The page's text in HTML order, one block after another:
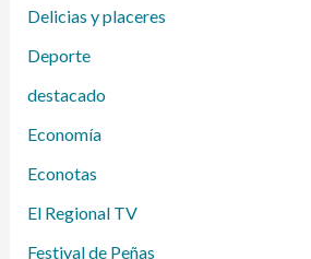
Delicias y placeres
Deporte
destacado
Economía
Econotas
El Regional TV
Festival de Peñas